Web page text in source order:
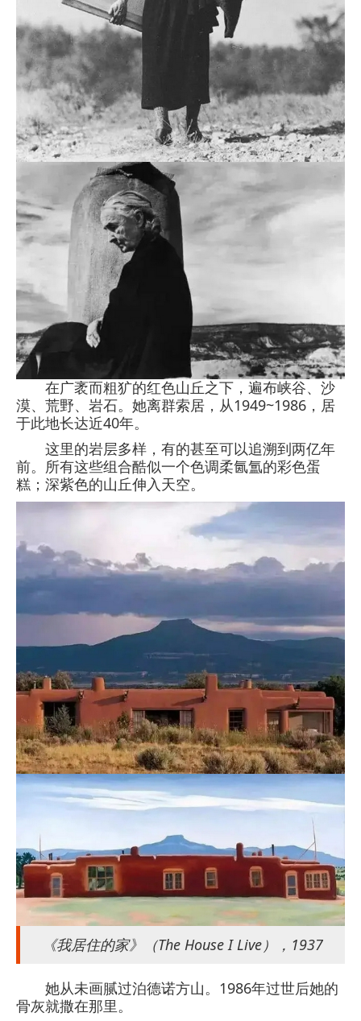
在广袤而粗犷的红色山丘之下，遍布峡谷、沙
漠、荒野、岩石。她离群索居，从1949~1986，居
于此地长达近40年。
这里的岩层多样，有的甚至可以追溯到两亿年
前。所有这些组合酷似一个色调柔氤氲的彩色蛋
糕；深紫色的山丘伸入天空。
《我居住的家》（The House I Live），1937
她从未画腻过泊德诺方山。1986年过世后她的
骨灰就撒在那里。